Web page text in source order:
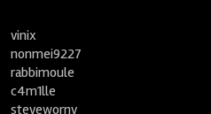
vinix
nonmei9227
rabbimoule
c4m1lle
stevewornv